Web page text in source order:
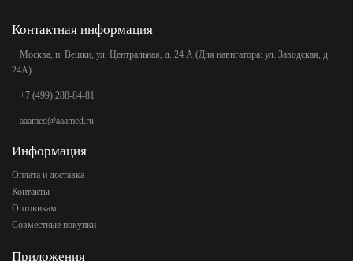
Контактная информация
Москва, п. Вешки, ул. Центральная, д. 24 А (Для навигатора: ул. Заводская, д.
24А)
+7 (499) 288-84-81
aaamed@aaamed.ru
Информация
Оплата и доставка
Контакты
Оптовикам
Совместные покупки
Приложения